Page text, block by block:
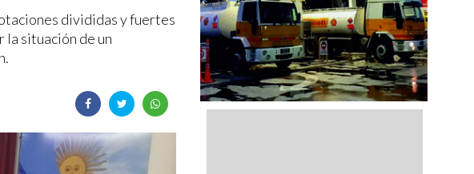
divididas y fuertes
situación de un